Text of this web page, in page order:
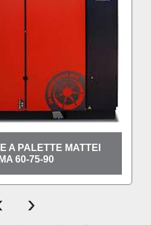
A PALETTE MATTEI
60-75-90
›